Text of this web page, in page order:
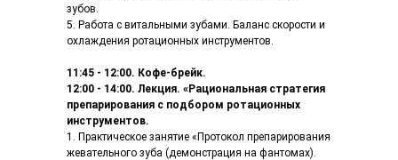
зубов.
5. Работа с витальными зубами. Баланс скорости и
охлаждения ротационных инструментов.
11:45 - 12:00. Кофе-брейк.
12:00 - 14:00. Лекция. «Рациональная стратегия
препарирования с подбором ротационных
инструментов.
1. Практическое занятие «Протокол препарирования
жевательного зуба (демонстрация на фантомах).